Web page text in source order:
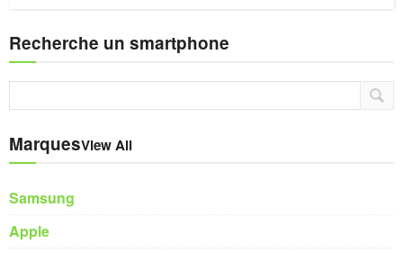
Recherche un smartphone
MarquesView All
Samsung
Apple